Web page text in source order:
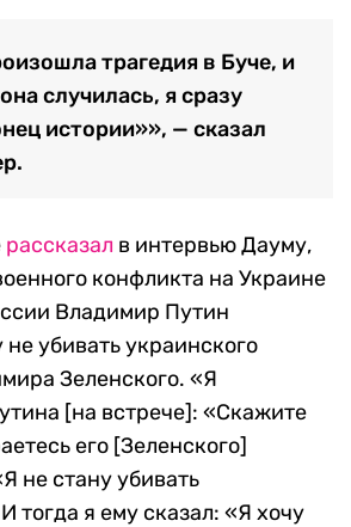
трагедия в Буче, и
случилась, я сразу
истории»», — сказал
рассказал в интервью Дауму,
конфликта на Украине
Владимир Путин
убивать украинского
Зеленского. «Я
[на встрече]: «Скажите
его [Зеленского]
не стану убивать
тогда я ему сказал: «Я хочу